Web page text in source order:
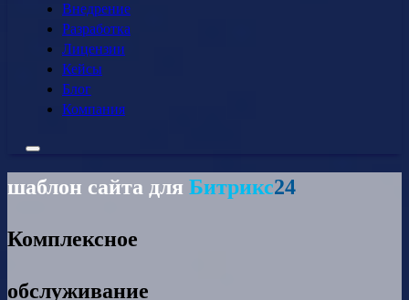
Внедрение
Разработка
Лицензии
Кейсы
Блог
Компания
шаблон сайта для Битрикс24
Комплексное
обслуживание